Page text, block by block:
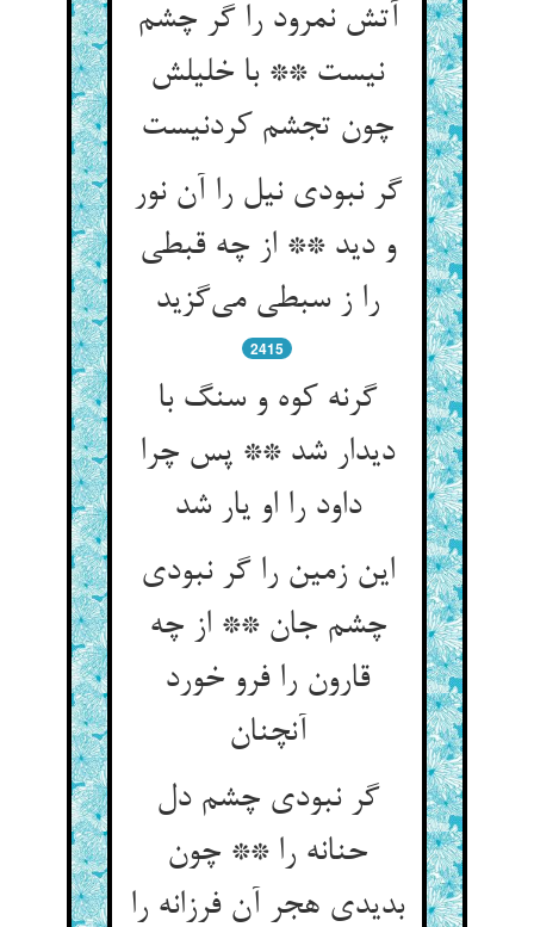
آتش نمرود را گر چشم
نیست ** با خلیلش
چون تجشم کردنیست
گر نبودی نیل را آن نور
و دید ** از چه قبطی
را ز سبطی می‌گزید
2415
گرنه کوه و سنگ با
دیدار شد ** پس چرا
داود را او یار شد
این زمین را گر نبودی
چشم جان ** از چه
قارون را فرو خورد
آنچنان
گر نبودی چشم دل
حنانه را ** چون
بدیدی هجر آن فرزانه را